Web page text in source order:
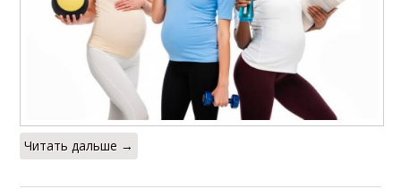
Читать дальше →